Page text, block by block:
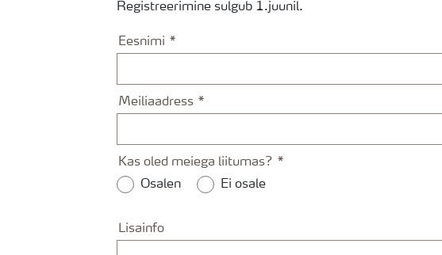
Registreerimine sulgub 1.juunil.
Eesnimi
Meiliaadress
Kas oled meiega liitumas?
Osalen
Ei osale
Lisainfo